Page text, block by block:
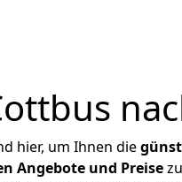
hier, um Ihnen die
Angebote und Preise